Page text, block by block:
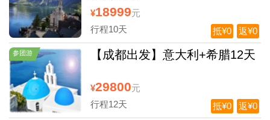
¥18999元
行程10天
返¥0
抵¥0
参团游 【成都出发】意大利+希腊12天
¥29800元
行程12天
返¥0
抵¥0